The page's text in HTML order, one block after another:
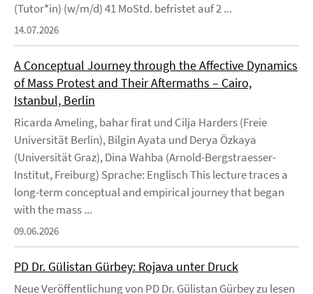
(Tutor*in) (w/m/d) 41 MoStd. befristet auf 2 ...
14.07.2026
A Conceptual Journey through the Affective Dynamics
of Mass Protest and Their Aftermaths – Cairo,
Istanbul, Berlin
Ricarda Ameling, bahar firat und Cilja Harders (Freie
Universität Berlin), Bilgin Ayata und Derya Özkaya
(Universität Graz), Dina Wahba (Arnold-Bergstraesser-
Institut, Freiburg) Sprache: Englisch This lecture traces a
long-term conceptual and empirical journey that began
with the mass ...
09.06.2026
PD Dr. Gülistan Gürbey: Rojava unter Druck
Neue Veröffentlichung von PD Dr. Gülistan Gürbey zu lesen